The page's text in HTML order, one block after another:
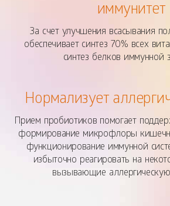
иммунитет
За счет улучшения всасывания
обеспечивает синтез 70% всех
синтез белков иммунной
Нормализует
Прием пробиотиков помогает
формирование микрофлоры
функционирование иммунной
избыточно реагировать на
вызывающие